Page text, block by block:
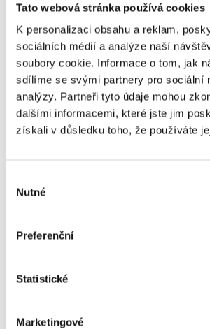
Tato webová stránka používá cookies
K personalizaci obsahu a reklam,
sociálních médií a analýze naší
soubory cookie. Informace o tom, jak
sdílíme se svými partnery pro sociální
analýzy. Partneři tyto údaje mohou
dalšími informacemi, které jste jim
získali v důsledku toho, že používáte
souhlasu
Nutné
Preferenční
Statistické
Marketingové
Grounds
Aston Villa - popis vstupenek ↓
Vstupenka
Vstupenka